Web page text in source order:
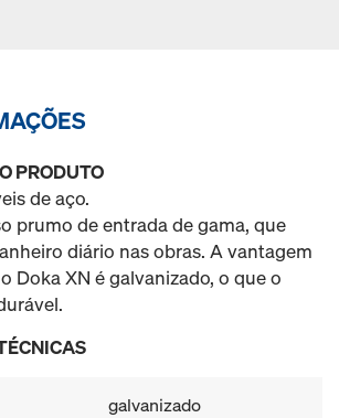
PRODUTO
de aço.
prumo de entrada de gama, que
diário nas obras. A vantagem
Doka XN é galvanizado, o que o
galvanizado